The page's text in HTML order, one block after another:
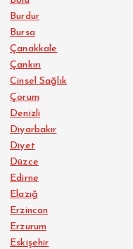
Burdur
Bursa
Çanakkale
Çankırı
Cinsel Sağlık
Çorum
Denizli
Diyarbakır
Diyet
Düzce
Edirne
Elazığ
Erzincan
Erzurum
Eskişehir